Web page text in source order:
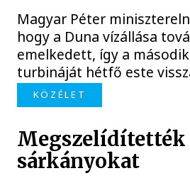
Magyar Péter
hogy a Duna vízállása
emelkedett, így a
turbináját hétfő este
KÖZÉLET
Megszelídítették
sárkányokat